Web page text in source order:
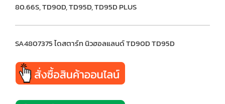
80.66S, TD90D, TD95D, TD95D PLUS
SA4807375 ไดสตาร์ท นิวฮอลแลนด์ TD90D TD95D